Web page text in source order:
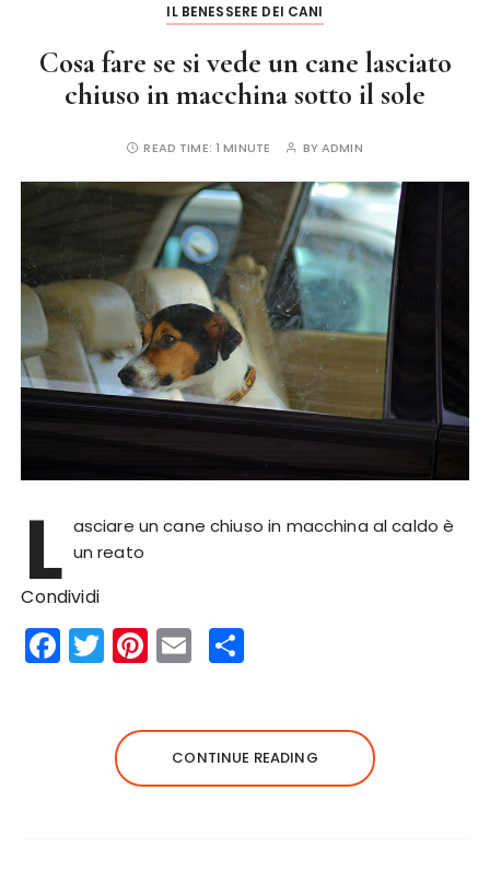
IL BENESSERE DEI CANI
Cosa fare se si vede un cane lasciato
chiuso in macchina sotto il sole
READ TIME:1 MINUTE BYADMIN
L asciare un cane chiuso in macchina al caldo è
un reato
Condividi
F
a
T
w
te
r
Pi
n
re
st
E
m
l re
CONTINUE READING